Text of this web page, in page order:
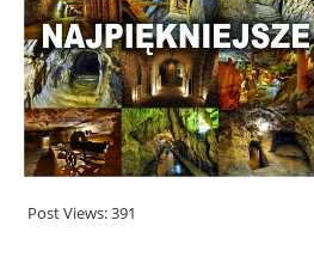
Post Views:391